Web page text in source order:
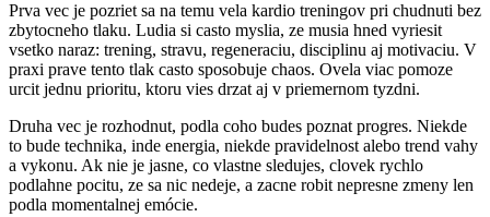
Prva vec je pozriet sa na temu vela kardio treningov pri chudnuti bez
zbytocneho tlaku. Ludia si casto myslia, ze musia hned vyriesit
vsetko naraz: trening, stravu, regeneraciu, disciplinu aj motivaciu. V
praxi prave tento tlak casto sposobuje chaos. Ovela viac pomoze
urcit jednu prioritu, ktoru vies drzat aj v priemernom tyzdni.
Druha vec je rozhodnut, podla coho budes poznat progres. Niekde
to bude technika, inde energia, niekde pravidelnost alebo trend vahy
a vykonu. Ak nie je jasne, co vlastne sledujes, clovek rychlo
podlahne pocitu, ze sa nic nedeje, a zacne robit nepresne zmeny len
podla momentalnej emócie.